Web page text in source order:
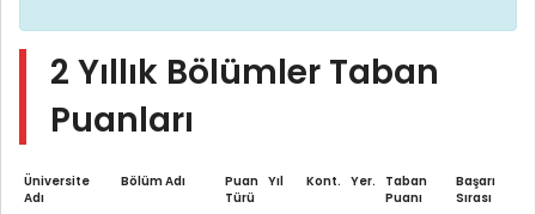
2 Yıllık Bölümler Taban
Puanları
Üniversite
Adı
Bölüm Adı
Puan
Türü
Yıl Kont. Yer.
Taban
Puanı
Başarı
Sırası